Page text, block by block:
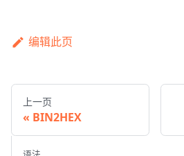
编辑此页
上一页
BIN2HEX